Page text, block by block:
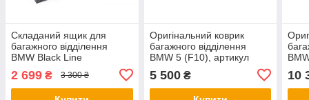
Складаний ящик для
багажного відділення
BMW Black Line
2 699 ₴ 3 300 ₴
Оригінальний коврик
багажного відділення
BMW 5 (F10), артикул
5 500₴ 10